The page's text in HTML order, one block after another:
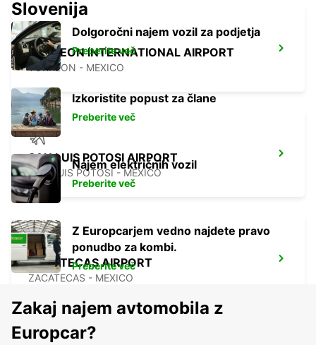
TORREON INTERNATIONAL AIRPORT
TORREON - MEXICO
SAN LUIS POTOSI AIRPORT
SAN LUIS POTOSI - MEXICO
ZACATECAS AIRPORT
ZACATECAS - MEXICO
Slovenija
Dolgoročni najem vozil za podjetja
Preberite več
Izkoristite popust za člane
Preberite več
Najem električnih vozil
Preberite več
Z Europcarjem vedno najdete pravo
ponudbo za kombi.
Preberite več
Zakaj najem avtomobila z
Europcar?